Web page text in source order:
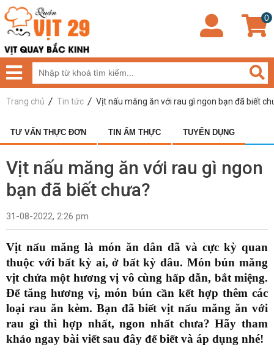
0
Trang chủ Tin tức Vịt nấu măng ăn với rau gì ngon bạn đã biết
TƯ VẤN THỰC ĐƠN TIN ẨM THỰC TUYỂN DỤNG
Vịt nấu măng ăn với rau gì ngon
bạn đã biết chưa?
31-08-2022, 2:26 pm
Vịt nấu măng là món ăn dân dã và cực kỳ quan
thuộc với bất kỳ ai, ở bất kỳ đâu. Món bún măng
vịt chứa một hương vị vô cùng hấp dẫn, bắt miệng.
Để tăng hương vị, món bún cần kết hợp thêm các
loại rau ăn kèm. Bạn đã biết vịt nấu măng ăn với
rau gì thì hợp nhất, ngon nhất chưa? Hãy tham
khảo ngay bài viết sau đây để biết và áp dụng nhé!